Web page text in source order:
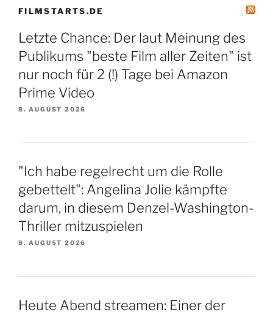
FILMSTARTS.DE
Letzte Chance: Der laut Meinung des
Publikums "beste Film aller Zeiten" ist
nur noch für 2 (!) Tage bei Amazon
Prime Video
8. AUGUST 2026
"Ich habe regelrecht um die Rolle
gebettelt": Angelina Jolie kämpfte
darum, in diesem Denzel-Washington-
Thriller mitzuspielen
8. AUGUST 2026
Heute Abend streamen: Einer der